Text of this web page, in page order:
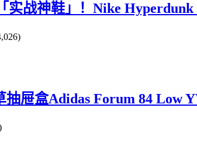
实战神鞋」！Nike Hyperdunk
抽屉盒Adidas Forum 84 Low